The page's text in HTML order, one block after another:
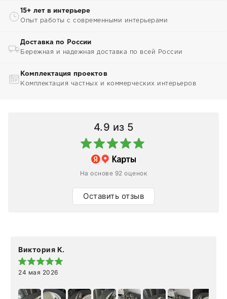
15+ лет в интерьере
Опыт работы с современными интерьерами
Доставка по России
Бережная и надежная доставка по всей России
Комплектация проектов
Комплектация частных и коммерческих интерьеров
4.9 из 5
На основе 92 оценок
Оставить отзыв
Виктория К.
24 мая 2026